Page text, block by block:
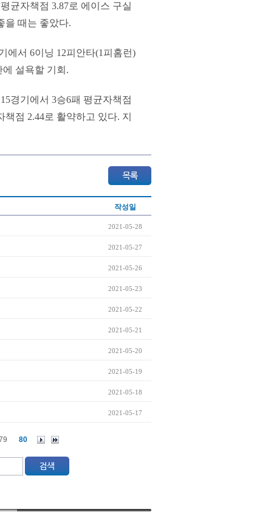
균자책점 3.87로 에이스 구실
을 때는 좋았다.
에서 6이닝 12피안타(1피홈런)
설욕할 기회.
경기에서 3승6패 평균자책점
점 2.44로 활약하고 있다. 지
작성일
2021-05-28
2021-05-27
2021-05-26
2021-05-23
2021-05-22
2021-05-21
2021-05-20
2021-05-19
2021-05-18
2021-05-17
80